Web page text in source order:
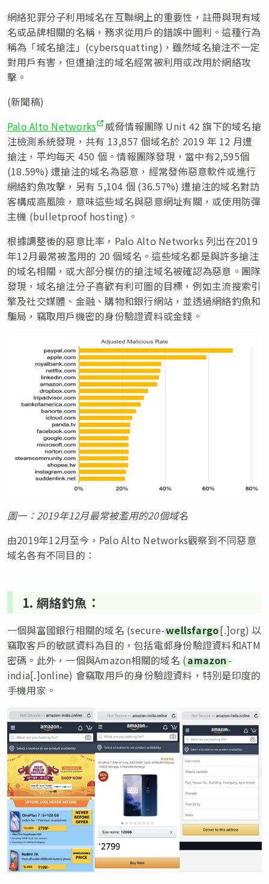
網絡犯罪分子利用域名在互聯網上的重要性，註冊與現有域
名或品牌相關的名稱，務求從用戶的錯誤中圖利。這種行為
稱為「域名搶注」(cybersquatting)，雖然域名搶注不一定
對用戶有害，但遭搶注的域名經常被利用或改用於網絡攻
擊。
(新聞稿)
Palo Alto Networks 威脅情報團隊 Unit 42 旗下的域名搶
注檢測系統發現，共有 13,857 個域名於 2019 年 12 月遭
搶注，平均每天 450 個。情報團隊發現，當中有2,595個
(18.59%) 遭搶注的域名為惡意，經常發佈惡意軟件或進行
網絡釣魚攻擊，另有 5,104 個 (36.57%) 遭搶注的域名對訪
客構成高風險，意味這些域名與惡意網址有關，或使用防彈
主機 (bulletproof hosting)。
根據調整後的惡意比率，Palo Alto Networks 列出在2019
年12月最常被濫用的 20 個域名。這些域名都是與許多搶注
的域名相關，或大部分模仿的搶注域名被確認為惡意。團隊
發現，域名搶注分子喜歡有利可圖的目標，例如主流搜索引
擎及社交媒體、金融、購物和銀行網站，並透過網絡釣魚和
騙局，竊取用戶機密的身份驗證資料或金錢。
圖一： 2019年12月最常被濫用的20個域名
由2019年12月至今，Palo Alto Networks觀察到不同惡意
域名各有不同目的：
1. 網絡釣魚：
一個與富國銀行相關的域名 (secure-wellsfargo[.]org) 以
竊取客戶的敏感資料為目的，包括電郵身份驗證資料和ATM
密碼。此外，一個與Amazon相關的域名 (amazon-
india[.]online) 會竊取用戶的身份驗證資料，特別是印度的
手機用家。